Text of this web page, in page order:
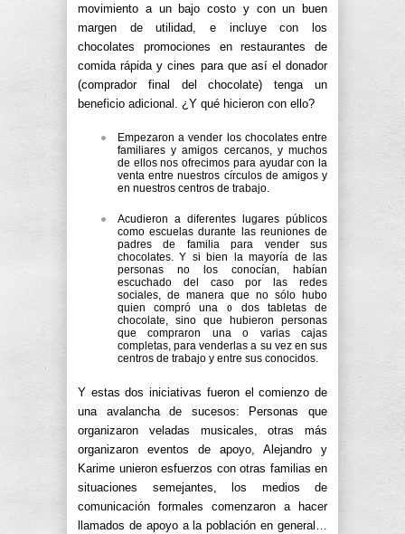
movimiento a un bajo costo y con un buen
margen de utilidad, e incluye con los
chocolates promociones en restaurantes de
comida rápida y cines para que así el donador
(comprador final del chocolate) tenga un
beneficio adicional. ¿Y qué hicieron con ello?
Empezaron a vender los chocolates entre
familiares y amigos cercanos, y muchos
de ellos nos ofrecimos para ayudar con la
venta entre nuestros círculos de amigos y
en nuestros centros de trabajo.
Acudieron a diferentes lugares públicos
como escuelas durante las reuniones de
padres de familia para vender sus
chocolates. Y si bien la mayoría de las
personas no los conocían, habían
escuchado del caso por las redes
sociales, de manera que no sólo hubo
quien compró una o dos tabletas de
chocolate, sino que hubieron personas
que compraron una o varias cajas
completas, para venderlas a su vez en sus
centros de trabajo y entre sus conocidos.
Y estas dos iniciativas fueron el comienzo de
una avalancha de sucesos: Personas que
organizaron veladas musicales, otras más
organizaron eventos de apoyo, Alejandro y
Karime unieron esfuerzos con otras familias en
situaciones semejantes, los medios de
comunicación formales comenzaron a hacer
llamados de apoyo a la población en general…